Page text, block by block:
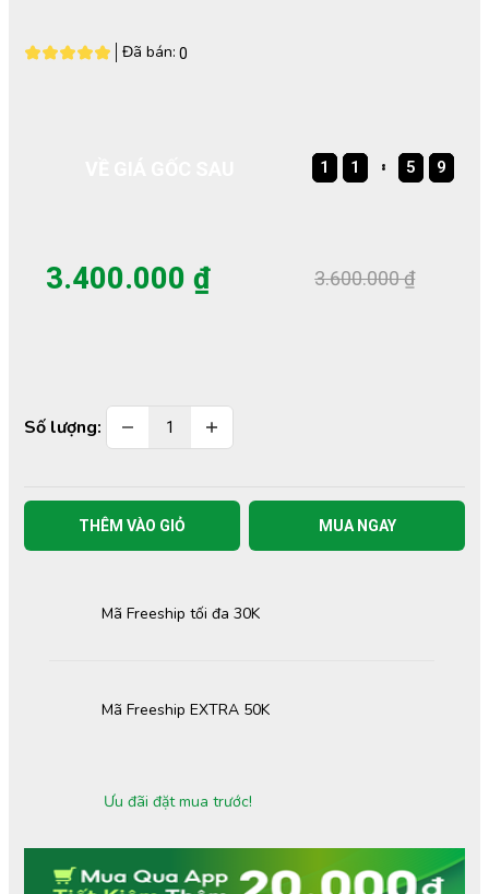
MUA NGAY
THÊM VÀO GIỎ
Số lượng:
3.400.000 ₫ 3.600.000 ₫
0
Đã bán:
1
1
1
1 1
1
1
1 5
5
5
5 9
9
9
9
Mã Freeship EXTRA 50K
Mã Freeship tối đa 30K
Ưu đãi đặt mua trước!